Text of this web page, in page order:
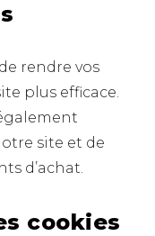
rendre vos
plus efficace.
site et de
d’achat.
cookies